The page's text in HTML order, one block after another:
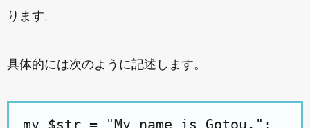
ります。
具体的には次のように記述します。
my $str = "My name is Gotou.";